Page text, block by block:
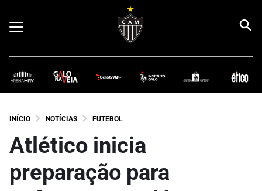
INÍCIO NOTÍCIAS FUTEBOL
Atlético inicia
preparação para